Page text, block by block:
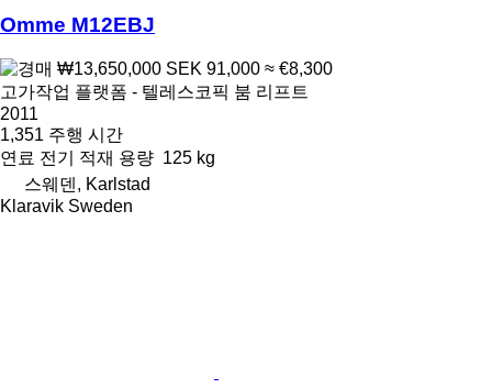
Omme M12EBJ
₩13,650,000 SEK 91,000 ≈ €8,300
고가작업 플랫폼 - 텔레스코픽 붐 리프트
2011
1,351 주행 시간
연료 전기 적재 용량 125 kg
스웨덴, Karlstad
Klaravik Sweden